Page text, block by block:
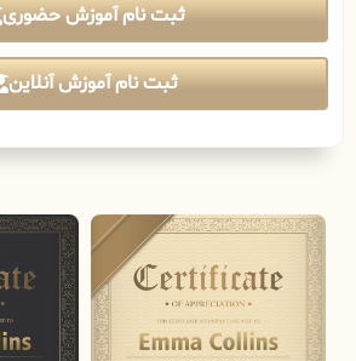
ثبت نام آموزش حضوری
ثبت نام آموزش آنلاین